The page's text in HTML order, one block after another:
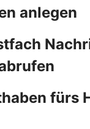
anlegen
fürs